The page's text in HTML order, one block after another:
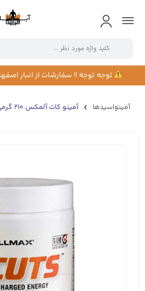
توجه توجه !! سفارشات از انبار
آمینواسیدها آمینو کات آلمکس 210 گرمی | قیمت و خرید